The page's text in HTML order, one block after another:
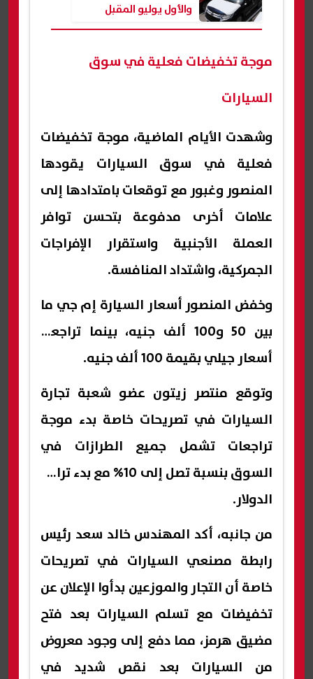
والأول يوليو المقبل
موجة تخفيضات فعلية في سوق
السيارات
وشهدت الأيام الماضية، موجة تخفيضات
فعلية في سوق السيارات يقودها
المنصور وغبور مع توقعات بامتدادها إلى
علامات أخرى مدفوعة بتحسن توافر
العملة الأجنبية واستقرار الإفراجات
الجمركية، واشتداد المنافسة.
وخفض المنصور أسعار السيارة إم جي ما
بين 50 و100 ألف جنيه، بينما تراجعت
أسعار جيلي بقيمة 100 ألف جنيه.
وتوقع منتصر زيتون عضو شعبة تجارة
السيارات في تصريحات خاصة بدء موجة
تراجعات تشمل جميع الطرازات في
السوق بنسبة تصل إلى 10% مع بدء تراجع
الدولار.
من جانبه، أكد المهندس خالد سعد رئيس
رابطة مصنعي السيارات في تصريحات
خاصة أن التجار والموزعين بدأوا الإعلان عن
تخفيضات مع تسلم السيارات بعد فتح
مضيق هرمز، مما دفع إلى وجود معروض
من السيارات بعد نقص شديد في